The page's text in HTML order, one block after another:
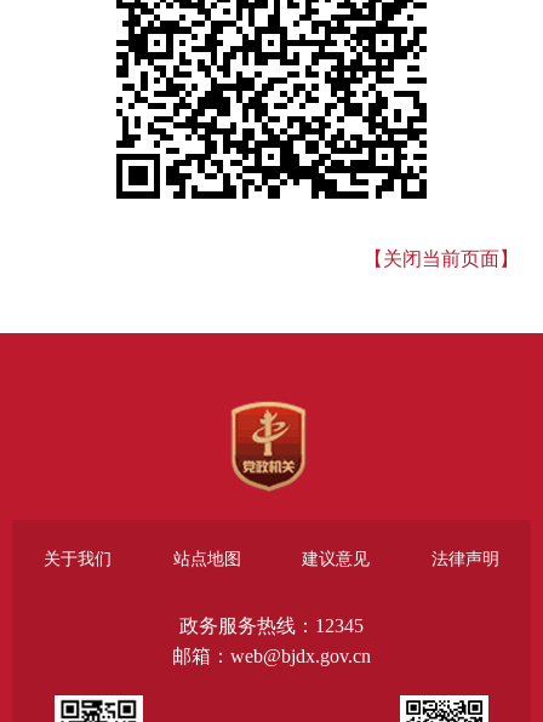
【关闭当前页面】
关于我们 站点地图 建议意见 法律声明
政务服务热线：12345
邮箱：web@bjdx.gov.cn